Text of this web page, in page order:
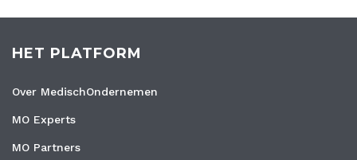
HET PLATFORM
Over MedischOndernemen
MO Experts
MO Partners